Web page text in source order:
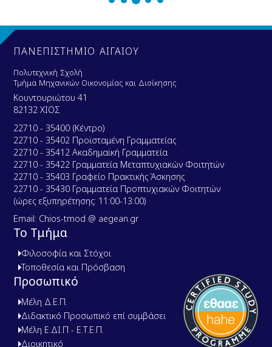
ΠΑΝΕΠΙΣΤΗΜΙΟ ΑΙΓΑΙΟΥ
Πολυτεχνική Σχολή
Τμήμα Μηχανικών Οικονομίας και Διοίκησης
Κουντουριώτου 41
82132 ΧΙΟΣ
22710 - 35400 (Κέντρο)
22710 - 35402 Προϊσταμένη Γραμματείας
22710 - 35412 Ακαδημαϊκή Γραμματεία
22710 - 35422 Γραμματεία Μεταπτυχιακών Φοιτητών
22710 - 35403 Γραφείο Πρακτικής Άσκησης
22710 - 35430 Γραμματεία Προπτυχιακών Φοιτητών
(ώρες εξυπηρέτησης: 11:00-13:00)
Email: Chios-tmod @ aegean.gr
Το Τμήμα
Φιλοσοφία και Στόχοι
Τοποθεσία και Πρόσβαση
Προσωπικό
Μέλη Δ.Ε.Π.
Διδακτικό Προσωπικό επί συμβάσει
Μέλη Ε.ΔΙ.Π - Ε.Τ.Ε.Π.
Διοικητικό